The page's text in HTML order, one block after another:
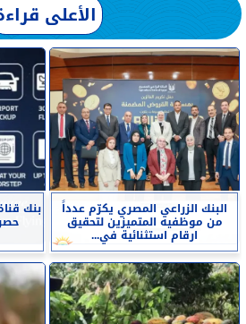
الأعلى
البنك الزراعي المصري يكرّم عدداً
من موظفيه المتميزين لتحقيق
ارقام استثنائية في...
بنك